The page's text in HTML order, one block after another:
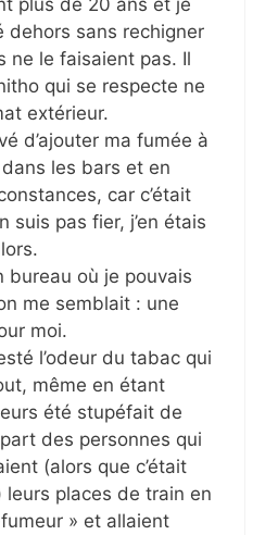
plus de 20 ans et je
dehors sans rechigner
ne le faisaient pas. Il
qui se respecte ne
extérieur.
d’ajouter ma fumée à
les bars et en
car c’était
suis pas fier, j’en étais
bureau où je pouvais
me semblait : une
moi.
l’odeur du tabac qui
même en étant
été stupéfait de
des personnes qui
(alors que c’était
leurs places de train en
» et allaient